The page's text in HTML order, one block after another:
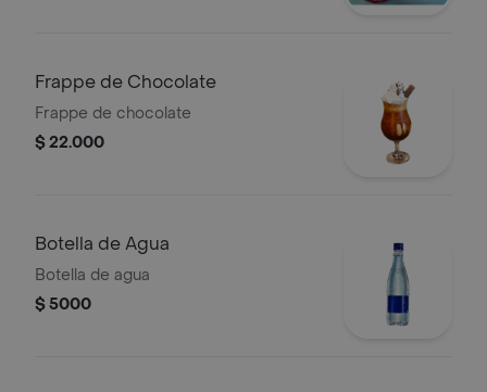
Frappe de Chocolate
Frappe de chocolate
$ 22.000
Botella de Agua
Botella de agua
$ 5000